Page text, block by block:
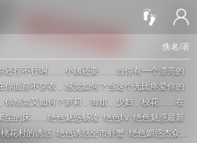
佚名/著
还行不行啊……小姨还要……当你有一个漂亮的
你面前不穿衣，感觉如何？当这个无比疼爱你的
你感觉又如何？萝莉，御姐，少妇，校花……在
尘的床……绝色魅惑畅读 绝色t v 绝色魅惑最新
桃花村的诱惑 绝色诱惑全市虾蟹 绝色媚惑杰众文